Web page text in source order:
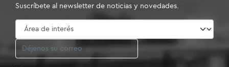
Suscríbete al newsletter de noticias y novedades.